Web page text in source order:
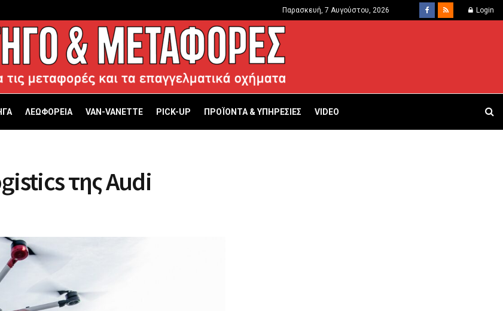
Παρασκευή, 7 Αυγούστου, 2026 Login
ΛΕΩΦΟΡΕΙΑ VAN-VANETTΕ PICK-UP ΠΡΟΪΟΝΤΑ & ΥΠΗΡΕΣΙΕΣ VIDEO
της Audi